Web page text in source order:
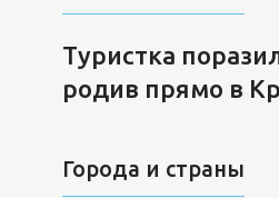
Туристка
родив прямо в
Города и страны